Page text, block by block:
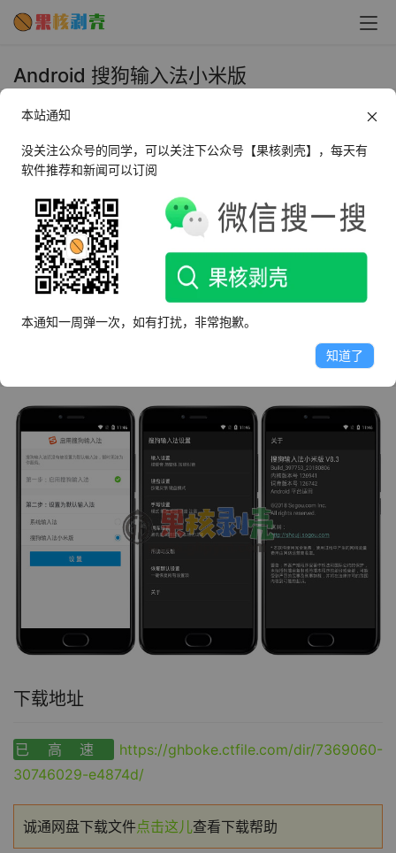
Android 搜狗输入法小米版
2018年11月14日 下午2:16 系统相关
搜狗输入法小米版是从小米旗舰机型提取的版本，修改了小
米机型限制功能。
核心区别不大，功能有所不同，小米版更简约，比如语音输
入，小米版只有普通话，英语，粤语，而搜狗普通版除了这
些，还可以设置中译英，英译中，不限时语音。键盘方面，
搜狗普通版还多一个大九键，文字扫描。小米还有米兔专属
下载地址
已高速
https://ghboke.ctfile.com/dir/7369060-
30746029-e4874d/
诚通网盘下载文件点击这儿查看下载帮助
本站通知
没关注公众号的同学，可以关注下公众号【果核剥壳】，每天有
软件推荐和新闻可以订阅
本通知一周弹一次，如有打扰，非常抱歉。
知道了